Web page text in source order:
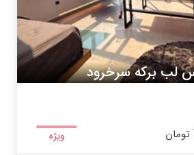
لب برکه سرخرود
تومان ویژه